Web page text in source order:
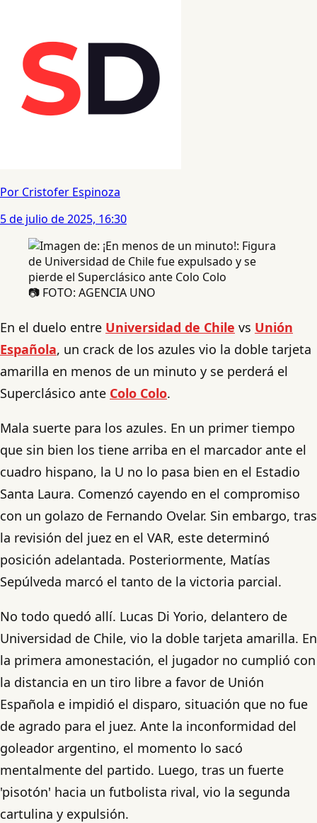
Por Cristofer Espinoza
5 de julio de 2025, 16:30
📷 FOTO: AGENCIA UNO
En el duelo entre Universidad de Chile vs Unión
Española, un crack de los azules vio la doble tarjeta
amarilla en menos de un minuto y se perderá el
Superclásico ante Colo Colo.
Mala suerte para los azules. En un primer tiempo
que sin bien los tiene arriba en el marcador ante el
cuadro hispano, la U no lo pasa bien en el Estadio
Santa Laura. Comenzó cayendo en el compromiso
con un golazo de Fernando Ovelar. Sin embargo, tras
la revisión del juez en el VAR, este determinó
posición adelantada. Posteriormente, Matías
Sepúlveda marcó el tanto de la victoria parcial.
No todo quedó allí. Lucas Di Yorio, delantero de
Universidad de Chile, vio la doble tarjeta amarilla. En
la primera amonestación, el jugador no cumplió con
la distancia en un tiro libre a favor de Unión
Española e impidió el disparo, situación que no fue
de agrado para el juez. Ante la inconformidad del
goleador argentino, el momento lo sacó
mentalmente del partido. Luego, tras un fuerte
'pisotón' hacia un futbolista rival, vio la segunda
cartulina y expulsión.